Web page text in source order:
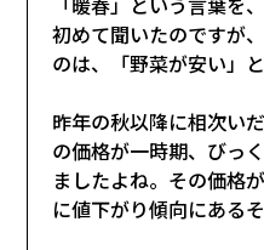
初めて聞いたのですが
のは、「野菜が安い」
昨年の秋以降に相次い
の価格が一時期、びっ
ましたよね。その価格
に値下がり傾向にあるそ